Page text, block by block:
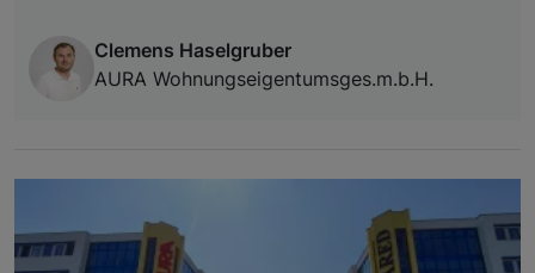
Clemens Haselgruber
AURA Wohnungseigentumsges.m.b.H.